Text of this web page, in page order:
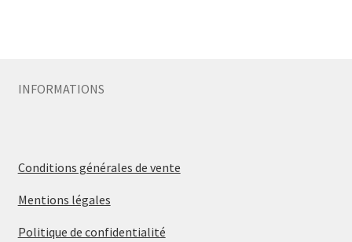
INFORMATIONS
Conditions générales de vente
Mentions légales
Politique de confidentialité